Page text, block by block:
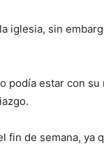
iglesia, sin
podía estar con
fin de semana, ya